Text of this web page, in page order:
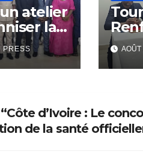
atelier
la
PRESS AOÛT
d’Ivoire : Le
de la santé